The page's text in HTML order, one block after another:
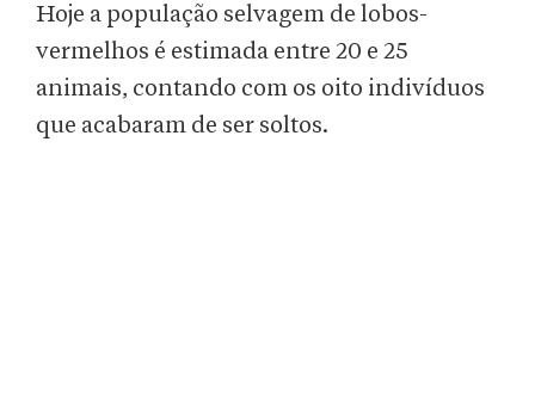
Hoje a população selvagem de lobos-
vermelhos é estimada entre 20 e 25
animais, contando com os oito indivíduos
que acabaram de ser soltos.